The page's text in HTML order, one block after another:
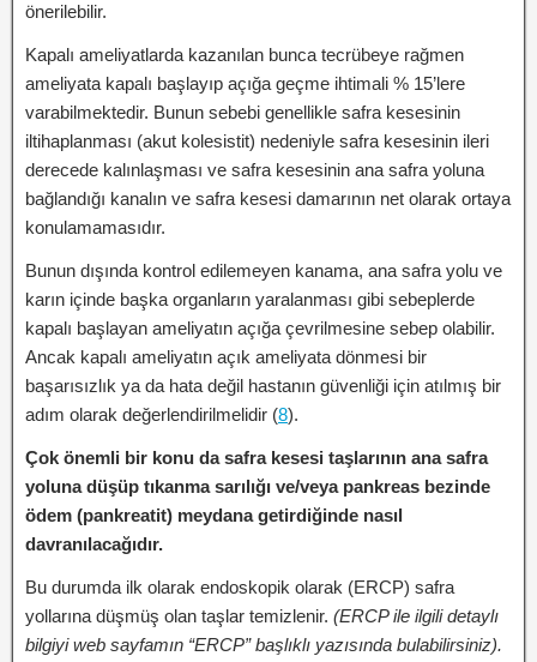
önerilebilir.
Kapalı ameliyatlarda kazanılan bunca tecrübeye rağmen
ameliyata kapalı başlayıp açığa geçme ihtimali % 15’lere
varabilmektedir. Bunun sebebi genellikle safra kesesinin
iltihaplanması (akut kolesistit) nedeniyle safra kesesinin ileri
derecede kalınlaşması ve safra kesesinin ana safra yoluna
bağlandığı kanalın ve safra kesesi damarının net olarak ortaya
konulamamasıdır.
Bunun dışında kontrol edilemeyen kanama, ana safra yolu ve
karın içinde başka organların yaralanması gibi sebeplerde
kapalı başlayan ameliyatın açığa çevrilmesine sebep olabilir.
Ancak kapalı ameliyatın açık ameliyata dönmesi bir
başarısızlık ya da hata değil hastanın güvenliği için atılmış bir
adım olarak değerlendirilmelidir (8).
Çok önemli bir konu da safra kesesi taşlarının ana safra
yoluna düşüp tıkanma sarılığı ve/veya pankreas bezinde
ödem (pankreatit) meydana getirdiğinde nasıl
davranılacağıdır.
Bu durumda ilk olarak endoskopik olarak (ERCP) safra
yollarına düşmüş olan taşlar temizlenir. (ERCP ile ilgili detaylı
bilgiyi web sayfamın “ERCP” başlıklı yazısında bulabilirsiniz).